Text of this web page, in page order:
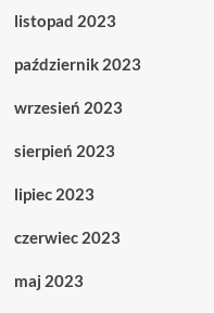
listopad 2023
październik 2023
wrzesień 2023
sierpień 2023
lipiec 2023
czerwiec 2023
maj 2023